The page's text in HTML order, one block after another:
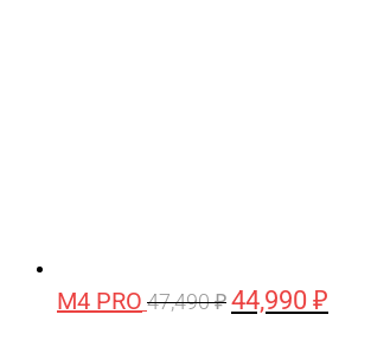
M4 PRO 47,490₽ Первоначальная
44,990 ₽